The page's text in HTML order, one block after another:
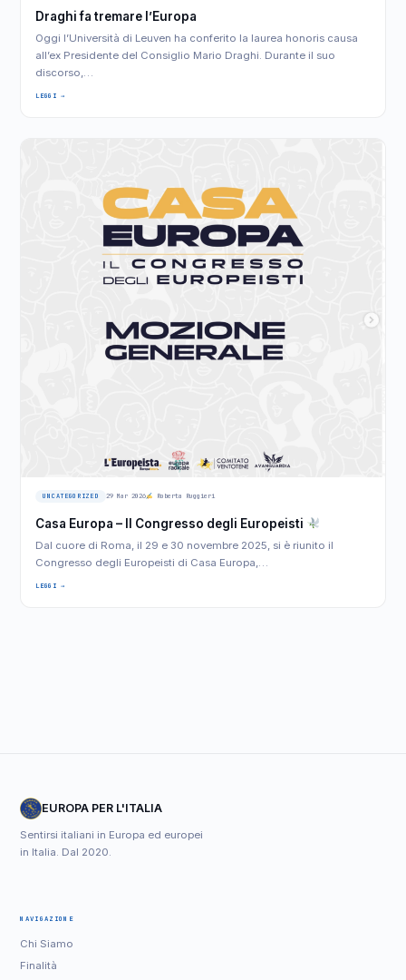
Draghi fa tremare l’Europa
Oggi l’Università di Leuven ha conferito la laurea honoris causa
all’ex Presidente del Consiglio Mario Draghi. Durante il suo
discorso,…
LEGGI →
UNCATEGORIZED 29 Mar 2026 Roberta Ruggieri
Casa Europa – Il Congresso degli Europeisti
Dal cuore di Roma, il 29 e 30 novembre 2025, si è riunito il
Congresso degli Europeisti di Casa Europa,…
LEGGI →
EUROPA PER L'ITALIA
Sentirsi italiani in Europa ed europei
in Italia. Dal 2020.
NAVIGAZIONE
Chi Siamo
Finalità